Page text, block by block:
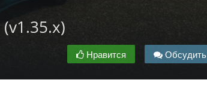
Нравится Обсудить